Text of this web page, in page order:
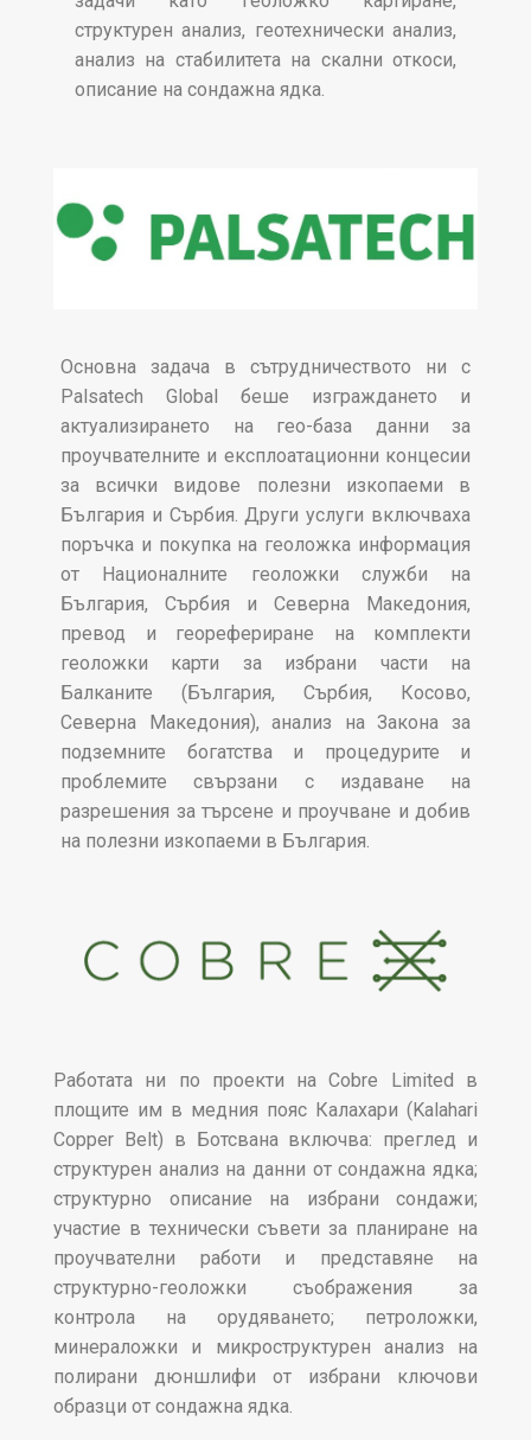
структурен анализ, геотехнически анализ,
анализ на стабилитета на скални откоси,
описание на сондажна ядка.
Основна задача в сътрудничеството ни с
Palsatech Global беше изграждането и
актуализирането на гео-база данни за
проучвателните и експлоатационни концесии
за всички видове полезни изкопаеми в
България и Сърбия. Други услуги включваха
поръчка и покупка на геоложка информация
от Националните геоложки служби на
България, Сърбия и Северна Македония,
превод и георефериране на комплекти
геоложки карти за избрани части на
Балканите (България, Сърбия, Косово,
Северна Македония), анализ на Закона за
подземните богатства и процедурите и
проблемите свързани с издаване на
разрешения за търсене и проучване и добив
на полезни изкопаеми в България.
Работата ни по проекти на Cobre Limited в
площите им в медния пояс Калахари (Kalahari
Copper Belt) в Ботсвана включва: преглед и
структурен анализ на данни от сондажна ядка;
структурно описание на избрани сондажи;
участие в технически съвети за планиране на
проучвателни работи и представяне на
структурно-геоложки съображения за
контрола на орудяването; петроложки,
минераложки и микроструктурен анализ на
полирани дюншлифи от избрани ключови
образци от сондажна ядка.